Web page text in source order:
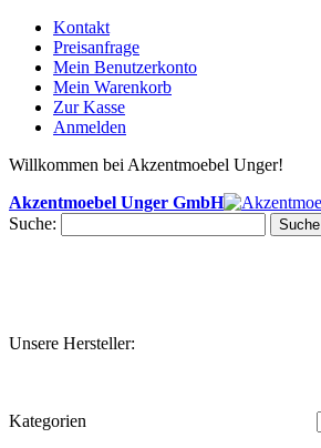
Kontakt
Preisanfrage
Mein Benutzerkonto
Mein Warenkorb
Zur Kasse
Anmelden
Willkommen bei Akzentmoebel Unger!
Akzentmoebel Unger GmbH
Suche:
Suche
Unsere Hersteller:
Kategorien